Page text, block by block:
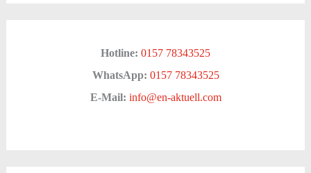
Hotline: 0157 78343525
WhatsApp: 0157 78343525
E-Mail: info@en-aktuell.com